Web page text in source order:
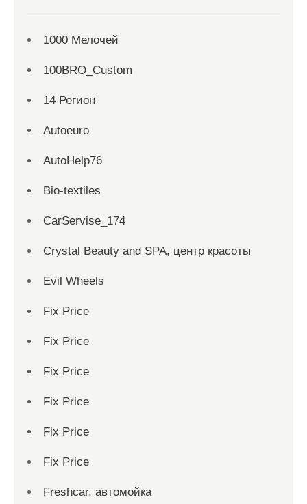
1000 Мелочей
100BRO_Custom
14 Регион
Autoeuro
AutoHelp76
Bio-textiles
CarServise_174
Crystal Beauty and SPA, центр красоты
Evil Wheels
Fix Price
Fix Price
Fix Price
Fix Price
Fix Price
Fix Price
Freshcar, автомойка